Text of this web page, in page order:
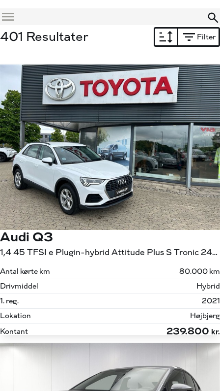
Menu
401 Resultater Filter
Audi Q3
1,4 45 TFSI e Plugin-hybrid Attitude Plus S Tronic 245HK 5d 6g Aut.
Antal kørte km
80.000 km
Drivmiddel
Hybrid
1. reg.
2021
Lokation
Højbjerg
Kontant
239.800 kr.